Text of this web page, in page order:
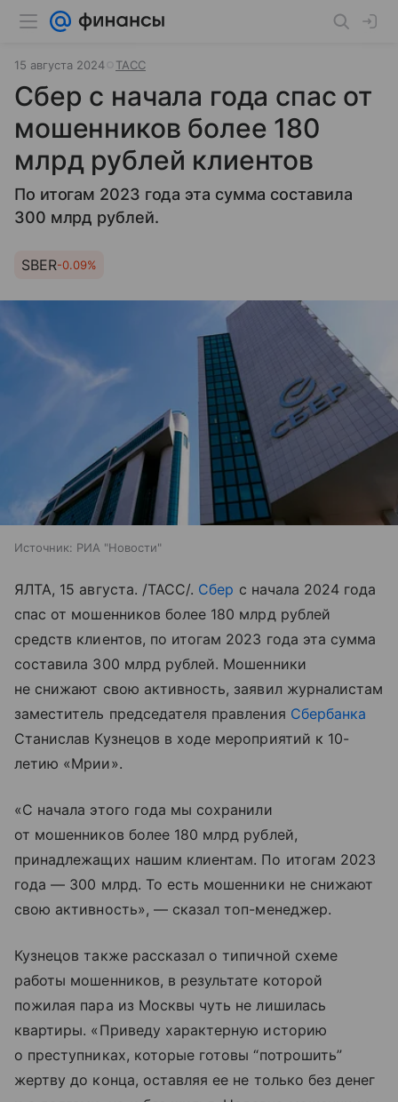
15 августа 2024 ТАСС
Сбер с начала года спас от
мошенников более 180
млрд рублей клиентов
По итогам 2023 года эта сумма составила
300 млрд рублей.
SBER-0.09%
Источник: РИА "Новости"
ЯЛТА, 15 августа. /ТАСС/. Сбер с начала 2024 года
спас от мошенников более 180 млрд рублей
средств клиентов, по итогам 2023 года эта сумма
составила 300 млрд рублей. Мошенники
не снижают свою активность, заявил журналистам
заместитель председателя правления Сбербанка
Станислав Кузнецов в ходе мероприятий к 10-
летию «Мрии».
«С начала этого года мы сохранили
от мошенников более 180 млрд рублей,
принадлежащих нашим клиентам. По итогам 2023
года — 300 млрд. То есть мошенники не снижают
свою активность», — сказал топ-менеджер.
Кузнецов также рассказал о типичной схеме
работы мошенников, в результате которой
пожилая пара из Москвы чуть не лишилась
квартиры. «Приведу характерную историю
о преступниках, которые готовы “потрошить”
жертву до конца, оставляя ее не только без денег